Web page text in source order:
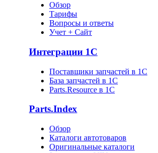
Обзор
Тарифы
Вопросы и ответы
Учет + Сайт
Интеграции 1С
Поставщики запчастей в 1C
База запчастей в 1С
Parts.Resource в 1C
Parts.Index
Обзор
Каталоги автотоваров
Оригинальные каталоги